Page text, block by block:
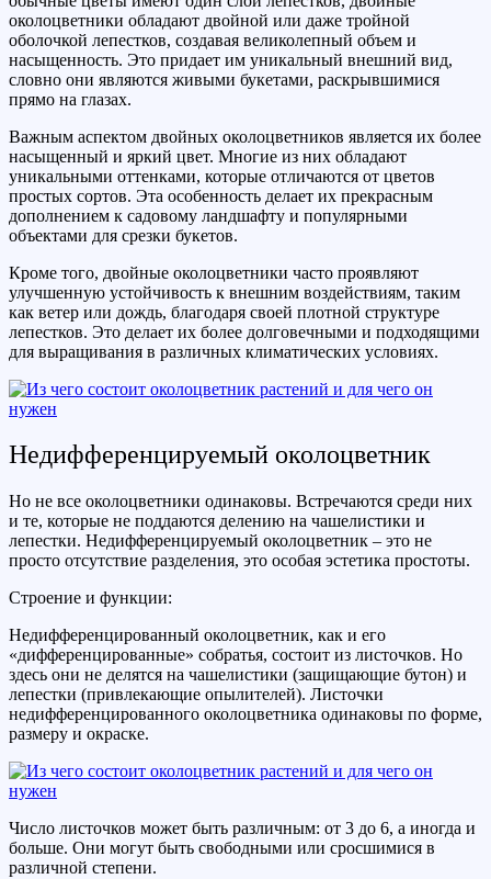
околоцветники обладают двойной или даже тройной
оболочкой лепестков, создавая великолепный объем и
насыщенность. Это придает им уникальный внешний вид,
словно они являются живыми букетами, раскрывшимися
прямо на глазах.
Важным аспектом двойных околоцветников является их более
насыщенный и яркий цвет. Многие из них обладают
уникальными оттенками, которые отличаются от цветов
простых сортов. Эта особенность делает их прекрасным
дополнением к садовому ландшафту и популярными
объектами для срезки букетов.
Кроме того, двойные околоцветники часто проявляют
улучшенную устойчивость к внешним воздействиям, таким
как ветер или дождь, благодаря своей плотной структуре
лепестков. Это делает их более долговечными и подходящими
для выращивания в различных климатических условиях.
Недифференцируемый околоцветник
Но не все околоцветники одинаковы. Встречаются среди них
и те, которые не поддаются делению на чашелистики и
лепестки. Недифференцируемый околоцветник – это не
просто отсутствие разделения, это особая эстетика простоты.
Строение и функции:
Недифференцированный околоцветник, как и его
«дифференцированные» собратья, состоит из листочков. Но
здесь они не делятся на чашелистики (защищающие бутон) и
лепестки (привлекающие опылителей). Листочки
недифференцированного околоцветника одинаковы по форме,
размеру и окраске.
Число листочков может быть различным: от 3 до 6, а иногда и
больше. Они могут быть свободными или сросшимися в
различной степени.